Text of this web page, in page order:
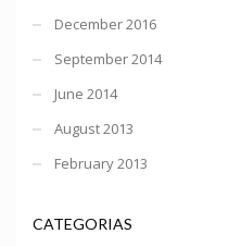
December 2016
September 2014
June 2014
August 2013
February 2013
CATEGORIAS